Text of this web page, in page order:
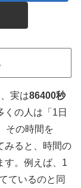
実は86400秒
くの人は「1日
その時間を
みると、時間の
す。例えば、1
ているのと同